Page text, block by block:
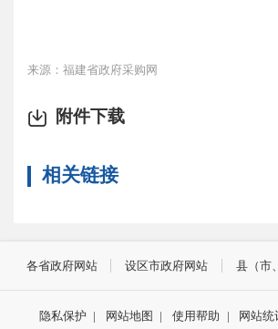
来源：福建省政府采购网
附件下载
相关链接
各省政府网站 设区市政府网站 县（市
隐私保护 | 网站地图 | 使用帮助 | 网站统